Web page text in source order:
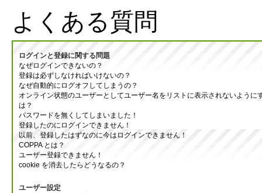
よくある質問
ログインと登録に関する問題
なぜログインできないの？
登録は必ずしなければいけないの？
なぜ自動的にログオフしてしまうの？
オンライン状態のユーザーとしてユーザー名をリストに表示されないように
は？
パスワードを無くしてしまいました！
登録したのにログインできません！
以前、登録したはずなのに今はログインできません！
COPPA とは？
ユーザー登録できません！
cookie を消去したらどうなるの？
ユーザー設定